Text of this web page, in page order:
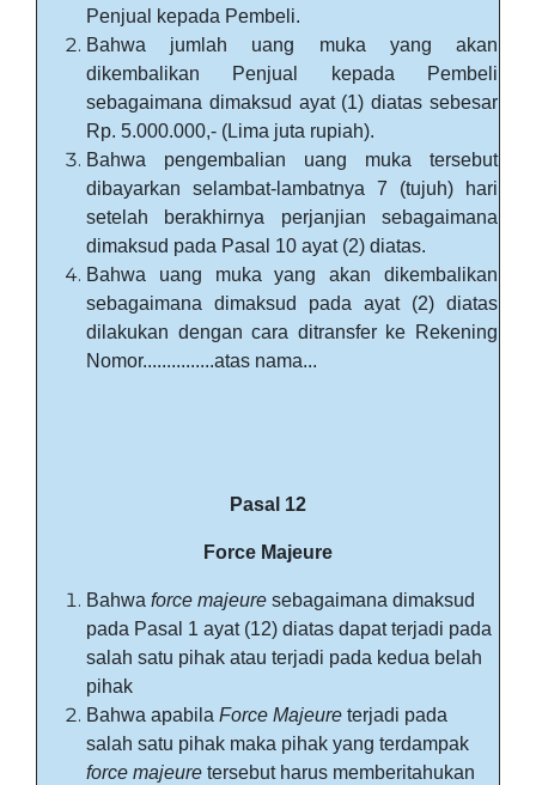
Penjual kepada Pembeli.
Bahwa jumlah uang muka yang akan
dikembalikan Penjual kepada Pembeli
sebagaimana dimaksud ayat (1) diatas sebesar
Rp. 5.000.000,- (Lima juta rupiah).
Bahwa pengembalian uang muka tersebut
dibayarkan selambat-lambatnya 7 (tujuh) hari
setelah berakhirnya perjanjian sebagaimana
dimaksud pada Pasal 10 ayat (2) diatas.
Bahwa uang muka yang akan dikembalikan
sebagaimana dimaksud pada ayat (2) diatas
dilakukan dengan cara ditransfer ke Rekening
Nomor...............atas nama...
Pasal 12
Force Majeure
Bahwa force majeure sebagaimana dimaksud
pada Pasal 1 ayat (12) diatas dapat terjadi pada
salah satu pihak atau terjadi pada kedua belah
pihak
Bahwa apabila Force Majeure terjadi pada
salah satu pihak maka pihak yang terdampak
force majeure tersebut harus memberitahukan